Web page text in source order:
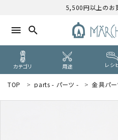
5,500円以上のお
menu search
カテゴリ 用途 レシ
TOP parts - パーツ - 金具パー